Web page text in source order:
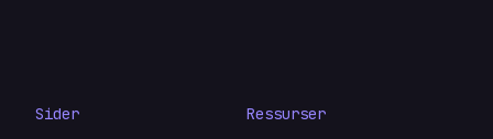
Sider Ressurser